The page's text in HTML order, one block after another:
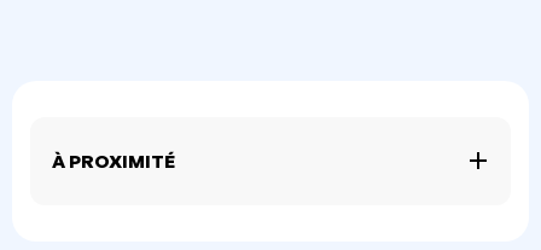
À PROXIMITÉ